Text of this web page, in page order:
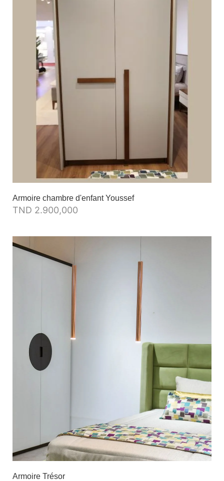
Armoire chambre d'enfant Youssef
TND 2.900,000
Armoire Trésor